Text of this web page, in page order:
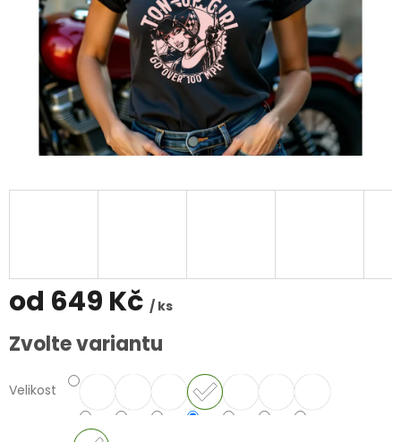
od 649 Kč / ks
Měrná
cena:
Zvolte variantu
Velikost